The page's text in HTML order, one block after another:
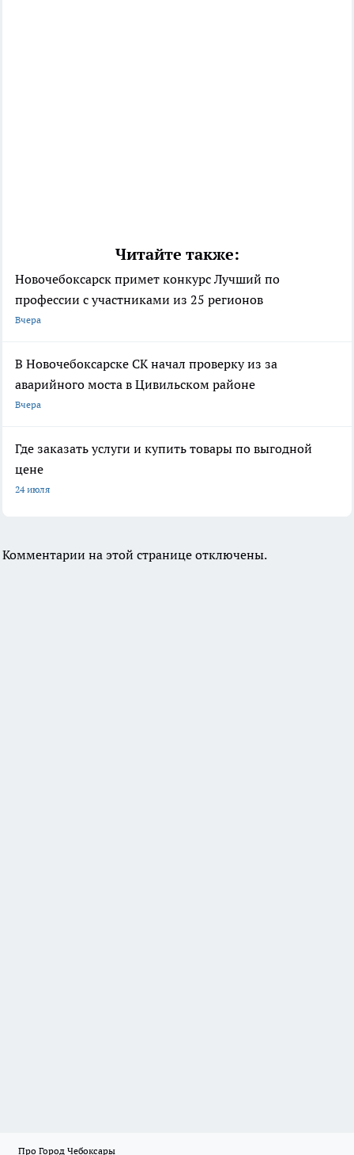
Читайте также:
Новочебоксарск примет конкурс Лучший по
профессии с участниками из 25 регионов
Вчера
В Новочебоксарске СК начал проверку из за
аварийного моста в Цивильском районе
Вчера
Где заказать услуги и купить товары по выгодной
цене
24 июля
Комментарии на этой странице отключены.
Про Город Чебоксары